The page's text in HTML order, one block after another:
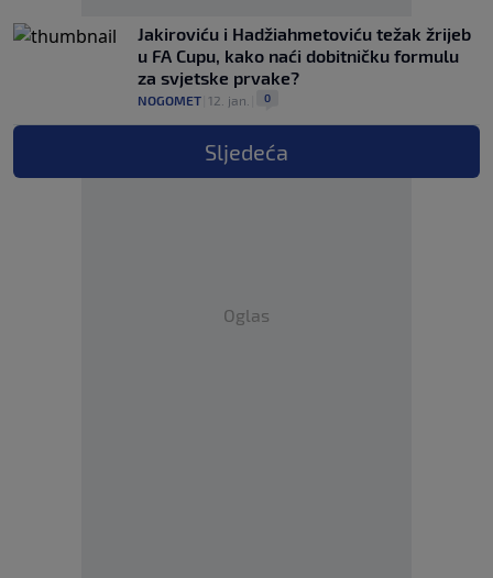
Jakiroviću i Hadžiahmetoviću težak žrijeb
u FA Cupu, kako naći dobitničku formulu
za svjetske prvake?
NOGOMET 12. jan. 0
Sljedeća
Oglas